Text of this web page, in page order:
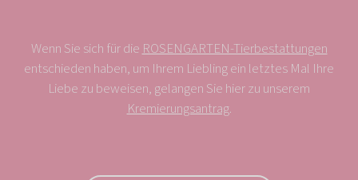
Wenn Sie sich für dieROSENGARTEN-Tierbestattungen
entschieden haben, um Ihrem Liebling ein letztes Mal Ihre
Liebe zu beweisen, gelangen Sie hier zu unserem
Kremierungsantrag.